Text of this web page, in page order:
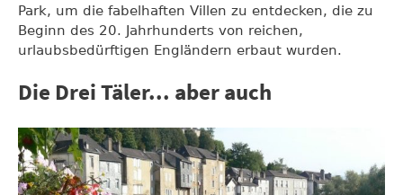
Park, um die fabelhaften Villen zu entdecken, die zu
Beginn des 20. Jahrhunderts von reichen,
urlaubsbedürftigen Engländern erbaut wurden.
Die Drei Täler... aber auch